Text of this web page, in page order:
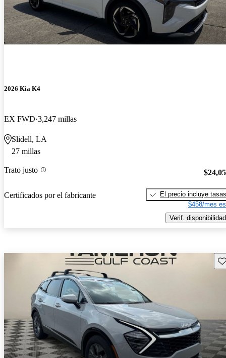
2026 Kia K4
EX FWD 3,247 millas
Slidell, LA
27 millas
Trato justo
Certificados por el fabricante
El precio incluye tasas
$458/mes
Verif. disponibilidad